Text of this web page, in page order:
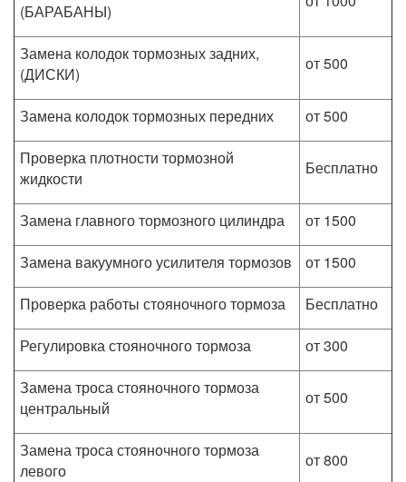
(БАРАБАНЫ)
Замена колодок тормозных задних,
(ДИСКИ)
от 500
Замена колодок тормозных передних
от 500
Проверка плотности тормозной
жидкости
Бесплатно
Замена главного тормозного цилиндра
от 1500
Замена вакуумного усилителя тормозов
от 1500
Проверка работы стояночного тормоза
Бесплатно
Регулировка стояночного тормоза
от 300
Замена троса стояночного тормоза
центральный
от 500
Замена троса стояночного тормоза
левого
от 800